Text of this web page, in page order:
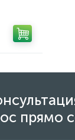
прямо